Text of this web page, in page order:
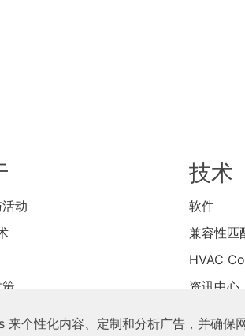
动
技术
软件
兼容性匹
HVAC
资讯中心
联系我们
个性化内容、定制和分析广告，并确保